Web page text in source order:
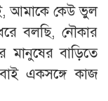
আমাকে কেউ ভুল
বলছি, নৌকার
মানুষের বাড়িতে
একসঙ্গে কাজ